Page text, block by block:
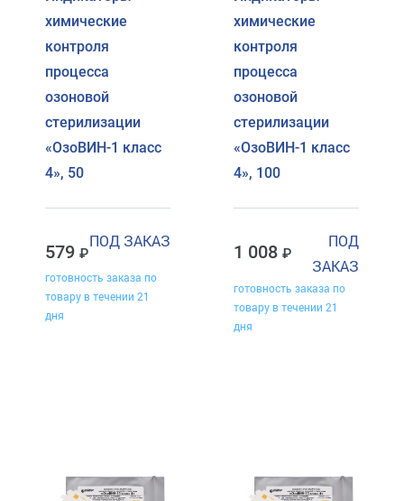
химические
контроля
процесса
озоновой
стерилизации
«ОзоВИН-1 класс
4», 50
579
ПОД ЗАКАЗ
готовность заказа по
товару в течении 21
дня
химические
контроля
процесса
озоновой
стерилизации
«ОзоВИН-1 класс
4», 100
1 008
ПОД
ЗАКАЗ
готовность заказа по
товару в течении 21
дня